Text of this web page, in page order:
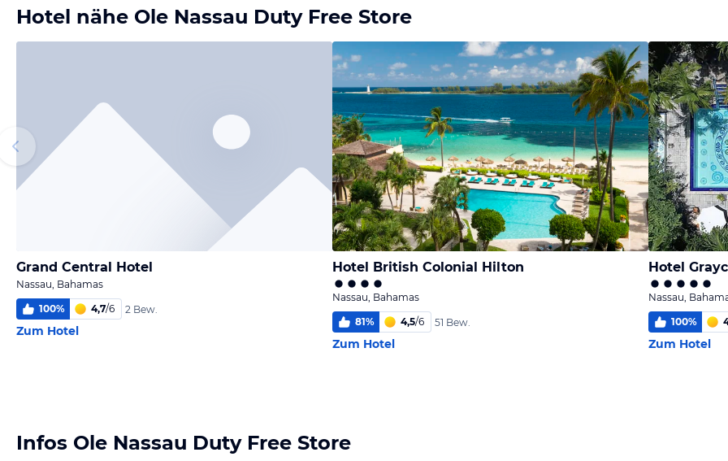
Hotel nähe Ole Nassau Duty Free Store
Grand Central Hotel
Nassau, Bahamas
100% 4,7/6 2 Bew.
Zum Hotel
Hotel British Colonial Hilton
Nassau, Bahamas
81% 4,5/6 51 Bew.
Zum Hotel
Hotel
Nassau,
100%
Zum Hotel
Infos Ole Nassau Duty Free Store